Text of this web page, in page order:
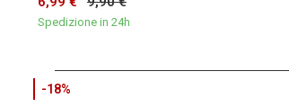
Spedizione in 24h
-18%